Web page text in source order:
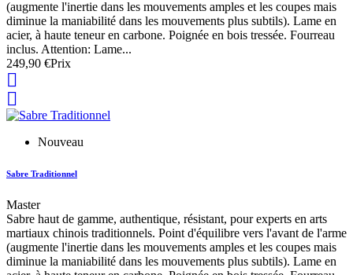
(augmente l'inertie dans les mouvements amples et les coupes mais
diminue la maniabilité dans les mouvements plus subtils). Lame en
acier, à haute teneur en carbone. Poignée en bois tressée. Fourreau
inclus. Attention: Lame...
249,90 €Prix


Nouveau
Sabre Traditionnel
Master
Sabre haut de gamme, authentique, résistant, pour experts en arts
martiaux chinois traditionnels. Point d'équilibre vers l'avant de l'arme
(augmente l'inertie dans les mouvements amples et les coupes mais
diminue la maniabilité dans les mouvements plus subtils). Lame en